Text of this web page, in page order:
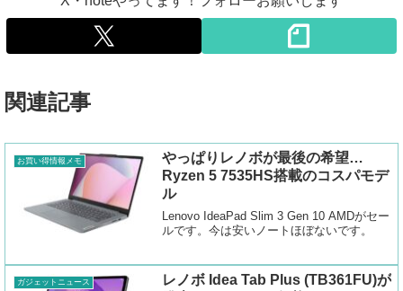
関連記事
お買い得情報メモ
やっぱりレノボが最後の希望…
Ryzen 5 7535HS搭載のコスパモデ
ル
Lenovo IdeaPad Slim 3 Gen 10 AMDがセー
ルです。今は安いノートほぼないです。
ガジェットニュース
レノボ Idea Tab Plus (TB361FU)が